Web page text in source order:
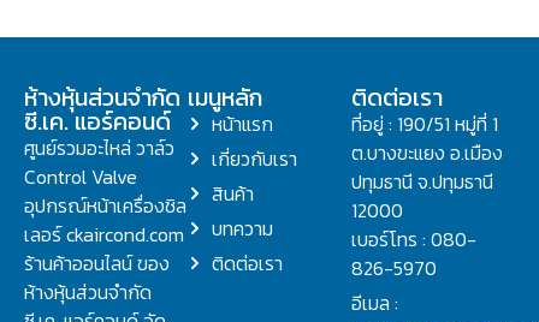
ห้างหุ้นส่วนจำกัด
ซี.เค. แอร์คอนด์
ศูนย์รวมอะไหล่ วาล์ว
Control Valve
อุปกรณ์หน้าเครื่องชิล
เลอร์ ckaircond.com
ร้านค้าออนไลน์ ของ
ห้างหุ้นส่วนจำกัด
เมนูหลัก
หน้าแรก
เกี่ยวกับเรา
สินค้า
บทความ
ติดต่อเรา
ติดต่อเรา
ที่อยู่ : 190/51 หมู่ที่ 1
ต.บางขะแยง อ.เมือง
ปทุมธานี จ.ปทุมธานี
12000
เบอร์โทร : 080-
826-5970
อีเมล :